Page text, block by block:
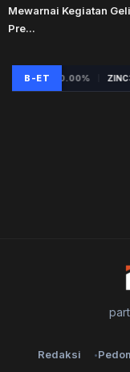
Mewarnai Kegiatan
Pre...
Redaksi